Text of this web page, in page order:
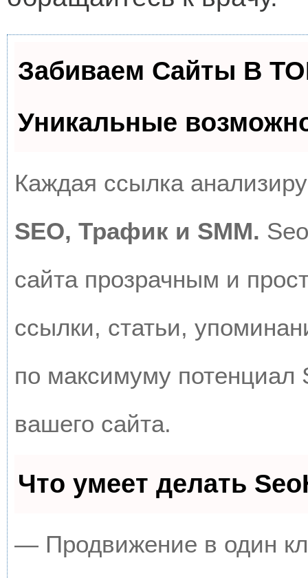
Забиваем Сайты В
Уникальные
Каждая ссылка
SEO, Трафик и SMM.
сайта прозрачным и
ссылки, статьи,
по максимуму потенциал
вашего сайта.
Что умеет делать
— Продвижение в один